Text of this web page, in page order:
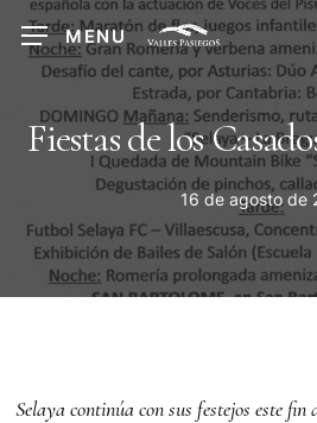
Skip
content
MENU
Fiestas de los
16 de agosto de
Selaya continúa con sus festejos este fin